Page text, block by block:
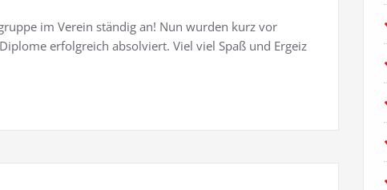
im Verein ständig an! Nun wurden kurz vor
erfolgreich absolviert. Viel viel Spaß und Ergeiz